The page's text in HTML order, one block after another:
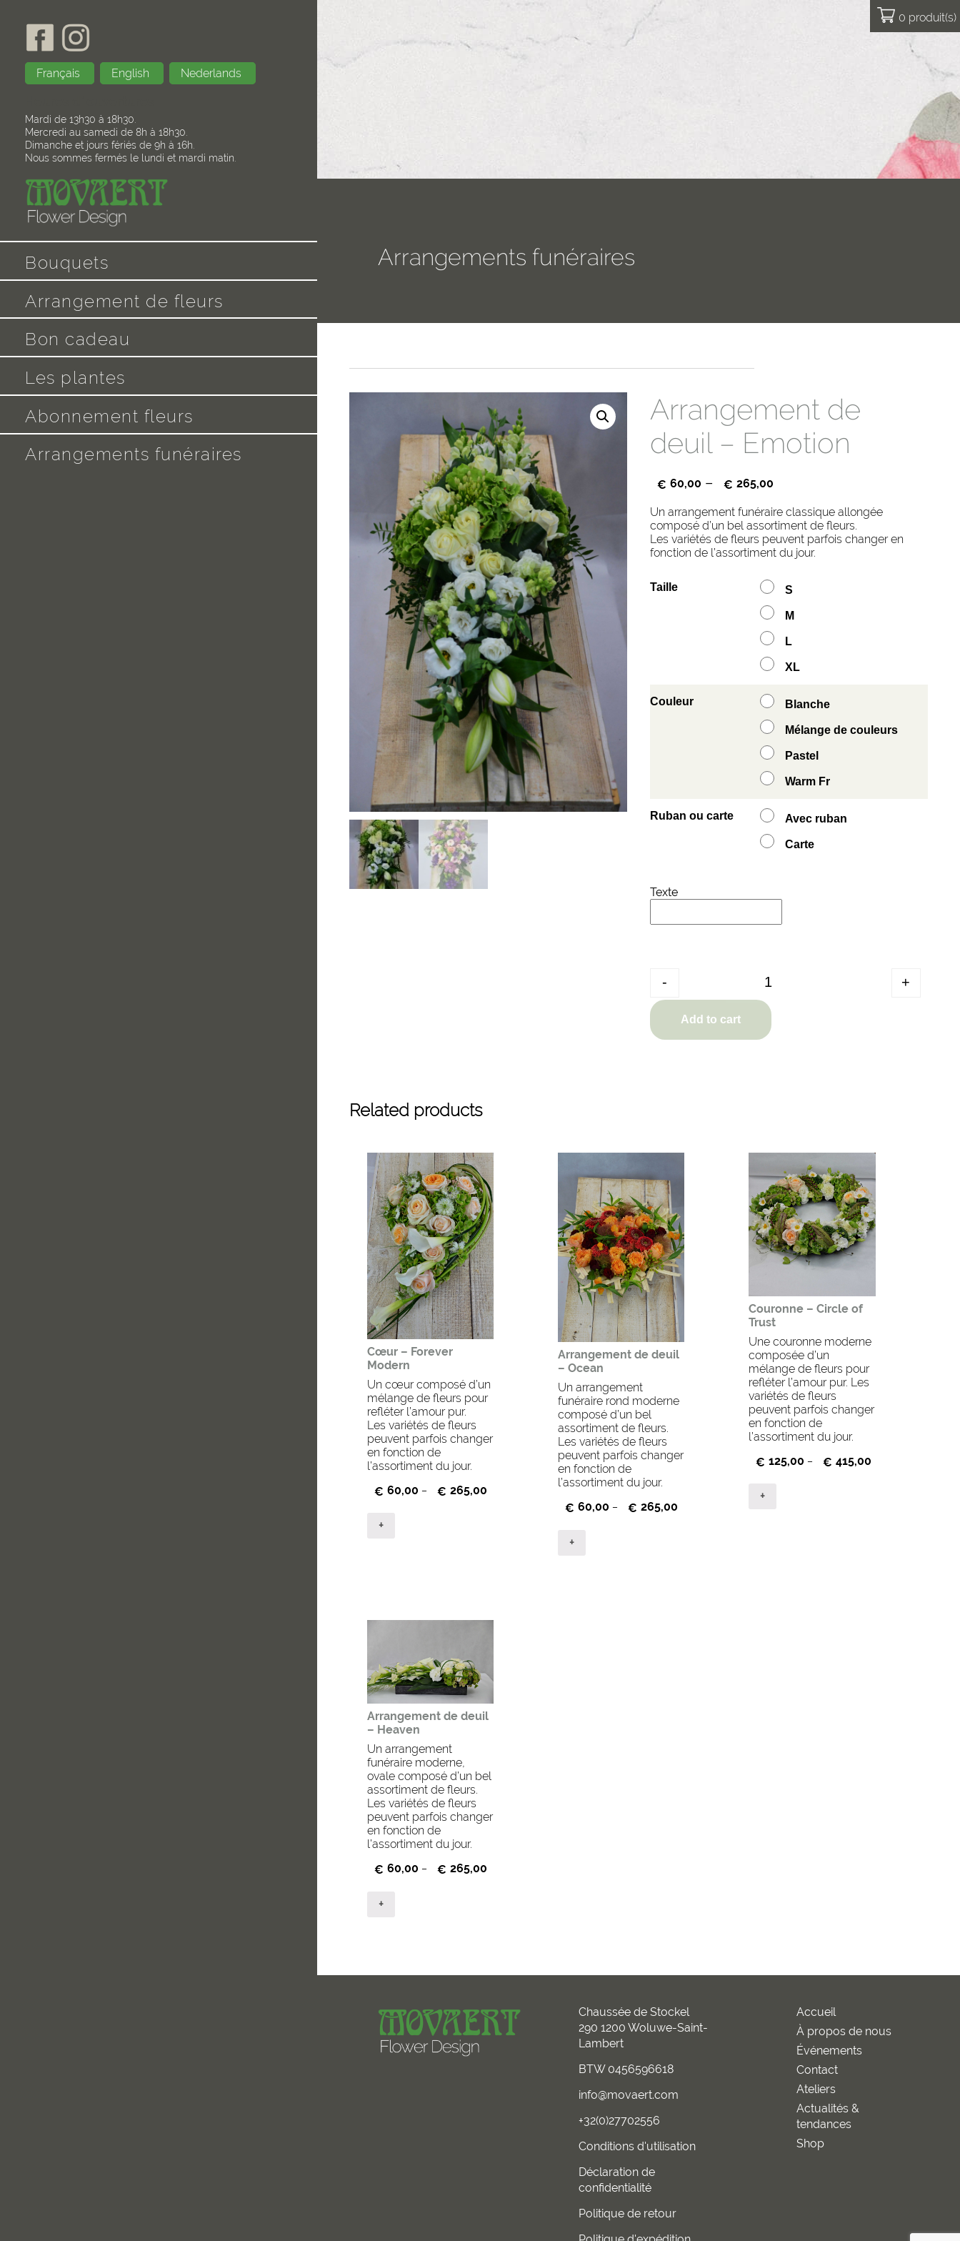
Français English Nederlands
Mardi de 13h30 à 18h30.
Mercredi au samedi de 8h à 18h30.
Dimanche et jours fériés de 9h à 16h.
Nous sommes fermés le lundi et mardi matin.
Bouquets
Arrangement de fleurs
Bon cadeau
Les plantes
Abonnement fleurs
Arrangements funéraires
0 produit(s)
Arrangements funéraires
Arrangement de
deuil – Emotion
€ 60,00 – € 265,00
Un arrangement funéraire classique allongée
composé d’un bel assortiment de fleurs.
Les variétés de fleurs peuvent parfois changer en
fonction de l’assortiment du jour.
Taille S
M
L
XL
Couleur Blanche
Mélange de couleurs
Pastel
Warm Fr
Ruban ou carte Avec ruban
Carte
Texte
- +
Add to cart
Related products
Cœur – Forever
Modern
Un cœur composé d’un
mélange de fleurs pour
refléter l’amour pur.
Les variétés de fleurs
peuvent parfois changer
en fonction de
l’assortiment du jour.
€ 60,00 – € 265,00
+
Arrangement de deuil
– Ocean
Un arrangement
funéraire rond moderne
composé d’un bel
assortiment de fleurs.
Les variétés de fleurs
peuvent parfois changer
en fonction de
l’assortiment du jour.
€ 60,00 – € 265,00
+
Couronne – Circle of
Trust
Une couronne moderne
composée d’un
mélange de fleurs pour
refléter l’amour pur. Les
variétés de fleurs
peuvent parfois changer
en fonction de
l’assortiment du jour.
€ 125,00 – € 415,00
+
Arrangement de deuil
– Heaven
Un arrangement
funéraire moderne,
ovale composé d’un bel
assortiment de fleurs.
Les variétés de fleurs
peuvent parfois changer
en fonction de
l’assortiment du jour.
€ 60,00 – € 265,00
+
Chaussée de Stockel
290 1200 Woluwe-Saint-
Lambert
BTW 0456596618
info@movaert.com
+32(0)27702556
Conditions d'utilisation
Déclaration de
confidentialité
Politique de retour
Accueil
À propos de nous
Événements
Contact
Ateliers
Actualités &
tendances
Shop